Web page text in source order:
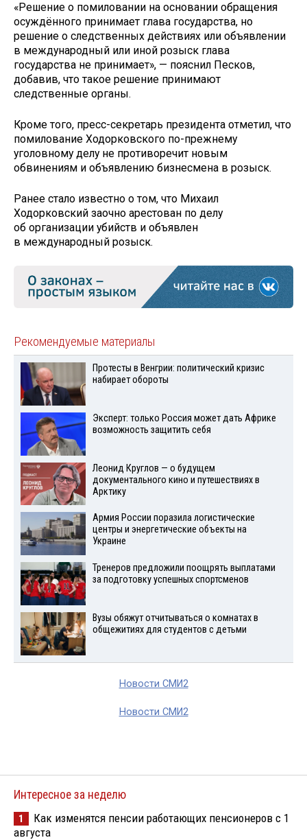
«Решение о помиловании на основании обращения
осуждённого принимает глава государства, но
решение о следственных действиях или объявлении
в международный или иной розыск глава
государства не принимает», — пояснил Песков,
добавив, что такое решение принимают
следственные органы.
Кроме того, пресс-секретарь президента отметил, что
помилование Ходорковского по-прежнему
уголовному делу не противоречит новым
обвинениям и объявлению бизнесмена в розыск.
Ранее стало известно о том, что Михаил
Ходорковский заочно арестован по делу
об организации убийств и объявлен
в международный розыск.
Рекомендуемые материалы
Протесты в Венгрии: политический кризис
набирает обороты
Эксперт: только Россия может дать Африке
возможность защитить себя
Леонид Круглов — о будущем
документального кино и путешествиях в
Арктику
Армия России поразила логистические
центры и энергетические объекты на
Украине
Тренеров предложили поощрять выплатами
за подготовку успешных спортсменов
Вузы обяжут отчитываться о комнатах в
общежитиях для студентов с детьми
Новости СМИ2
Новости СМИ2
Интересное за неделю
1
Как изменятся пенсии работающих пенсионеров с 1
августа